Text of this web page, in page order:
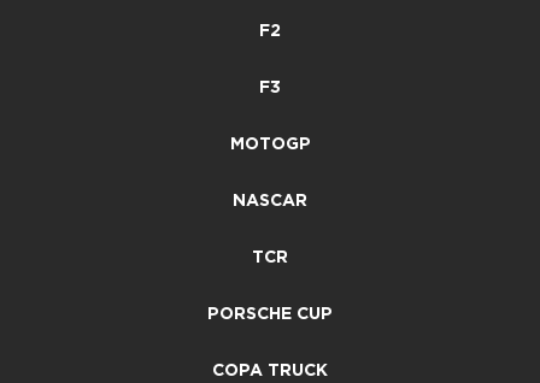
F2
F3
MOTOGP
NASCAR
TCR
PORSCHE CUP
COPA TRUCK